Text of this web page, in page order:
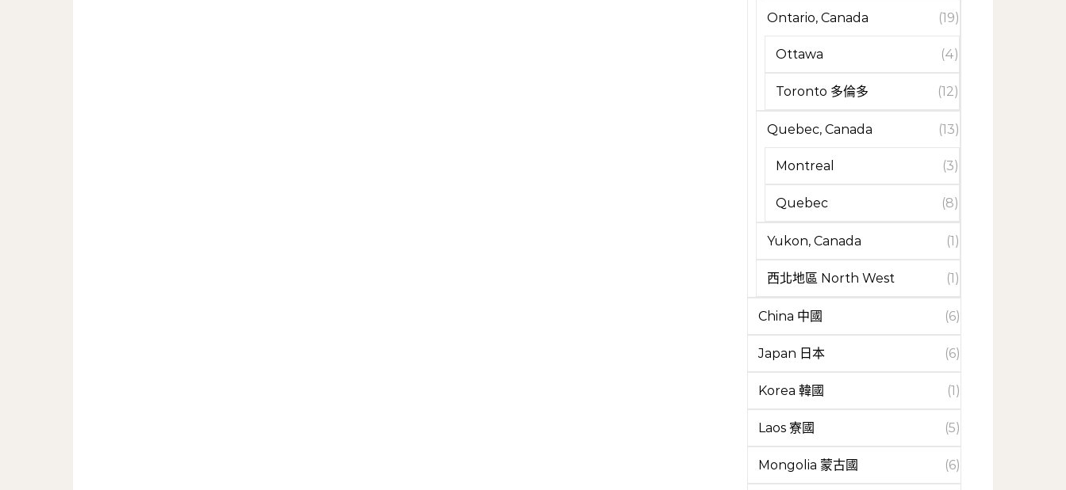
Ontario, Canada (19)
Ottawa (4)
Toronto 多倫多 (12)
Quebec, Canada (13)
Montreal (3)
Quebec (8)
Yukon, Canada (1)
西北地區 North West (1)
China 中國 (6)
Japan 日本 (6)
Korea 韓國 (1)
Laos 寮國 (5)
Mongolia 蒙古國 (6)